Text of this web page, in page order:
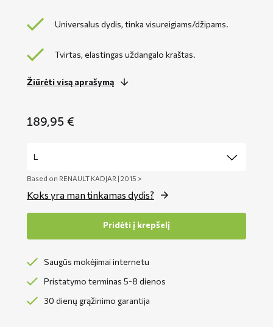
Universalus dydis, tinka visureigiams/džipams.
Tvirtas, elastingas uždangalo kraštas.
Žiūrėti visą aprašymą
189,95 €
Based on RENAULT KADJAR | 2015 >
Koks yra man tinkamas dydis?
Pridėti į krepšelį
Saugūs mokėjimai internetu
Pristatymo terminas 5-8 dienos
30 dienų grąžinimo garantija